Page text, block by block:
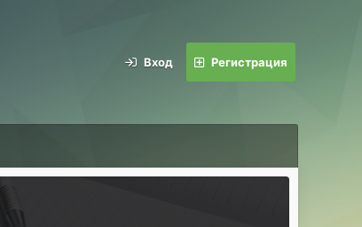
Вход Регистрация